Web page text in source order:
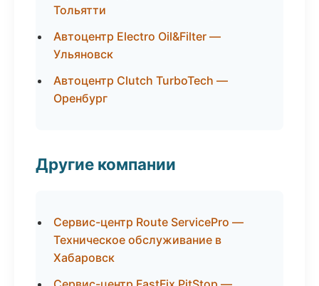
Тольятти
Автоцентр Electro Oil&Filter —
Ульяновск
Автоцентр Clutch TurboTech —
Оренбург
Другие компании
Сервис-центр Route ServicePro —
Техническое обслуживание в
Хабаровск